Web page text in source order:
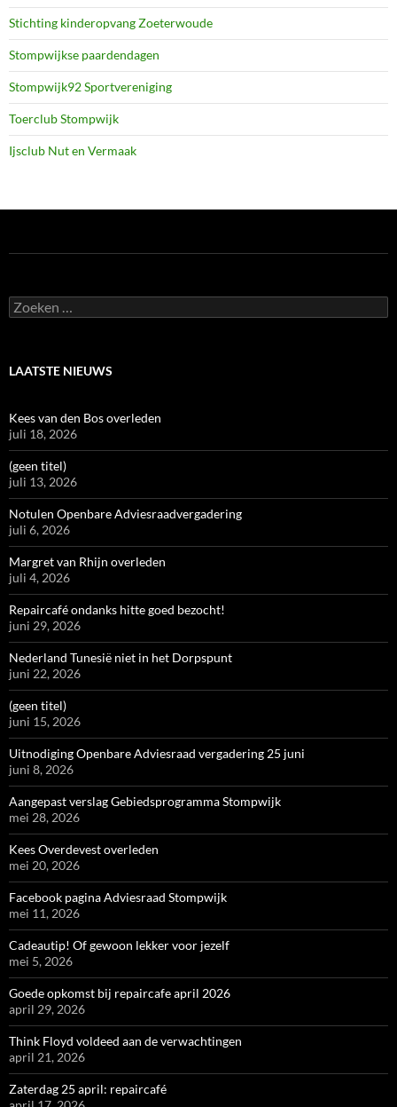
Stichting kinderopvang Zoeterwoude
Stompwijkse paardendagen
Stompwijk92 Sportvereniging
Toerclub Stompwijk
Ijsclub Nut en Vermaak
Zoeken
naar:
LAATSTE NIEUWS
Kees van den Bos overleden
juli 18, 2026
(geen titel)
juli 13, 2026
Notulen Openbare Adviesraadvergadering
juli 6, 2026
Margret van Rhijn overleden
juli 4, 2026
Repaircafé ondanks hitte goed bezocht!
juni 29, 2026
Nederland Tunesië niet in het Dorpspunt
juni 22, 2026
(geen titel)
juni 15, 2026
Uitnodiging Openbare Adviesraad vergadering 25 juni
juni 8, 2026
Aangepast verslag Gebiedsprogramma Stompwijk
mei 28, 2026
Kees Overdevest overleden
mei 20, 2026
Facebook pagina Adviesraad Stompwijk
mei 11, 2026
Cadeautip! Of gewoon lekker voor jezelf
mei 5, 2026
Goede opkomst bij repaircafe april 2026
april 29, 2026
Think Floyd voldeed aan de verwachtingen
april 21, 2026
Zaterdag 25 april: repaircafé